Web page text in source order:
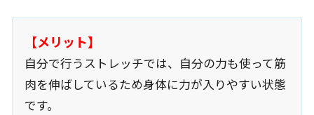
【メリット】
自分で行うストレッチでは、自分の力も使って筋
肉を伸ばしているため身体に力が入りやすい状態
です。